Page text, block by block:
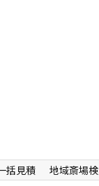
括見積 地域斎場